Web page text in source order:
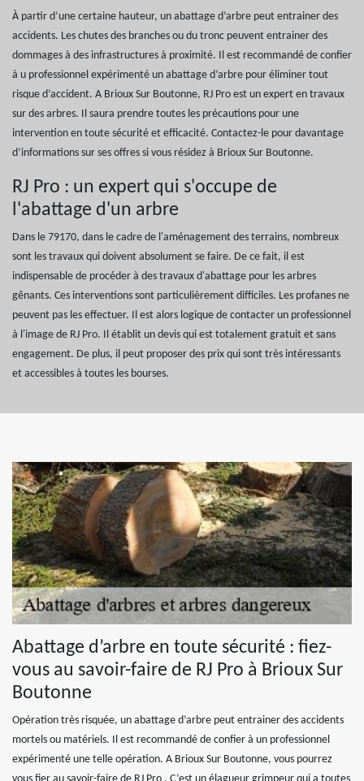
À partir d’une certaine hauteur, un abattage d’arbre peut entrainer des
accidents. Les chutes des branches ou du tronc peuvent entrainer des
dommages à des infrastructures à proximité. Il est recommandé de confier
à u professionnel expérimenté un abattage d’arbre pour éliminer tout
risque d’accident. A Brioux Sur Boutonne, RJ Pro est un expert en travaux
sur des arbres. Il saura prendre toutes les précautions pour une
intervention en toute sécurité et efficacité. Contactez-le pour davantage
d’informations sur ses offres si vous résidez à Brioux Sur Boutonne.
RJ Pro : un expert qui s'occupe de
l'abattage d'un arbre
Dans le 79170, dans le cadre de l'aménagement des terrains, nombreux
sont les travaux qui doivent absolument se faire. De ce fait, il est
indispensable de procéder à des travaux d'abattage pour les arbres
gênants. Ces interventions sont particulièrement difficiles. Les profanes ne
peuvent pas les effectuer. Il est alors logique de contacter un professionnel
à l'image de RJ Pro. Il établit un devis qui est totalement gratuit et sans
engagement. De plus, il peut proposer des prix qui sont très intéressants
et accessibles à toutes les bourses.
Abattage d’arbre en toute sécurité : fiez-
vous au savoir-faire de RJ Pro à Brioux Sur
Boutonne
Opération très risquée, un abattage d’arbre peut entrainer des accidents
mortels ou matériels. Il est recommandé de confier à un professionnel
expérimenté une telle opération. A Brioux Sur Boutonne, vous pourrez